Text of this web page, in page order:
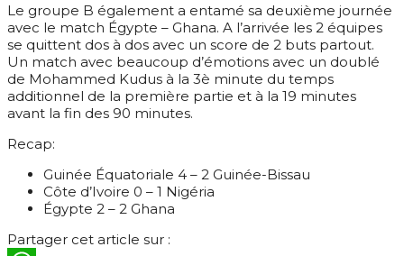
Le groupe B également a entamé sa deuxième journée
avec le match Égypte – Ghana. A l’arrivée les 2 équipes
se quittent dos à dos avec un score de 2 buts partout.
Un match avec beaucoup d’émotions avec un doublé
de Mohammed Kudus à la 3è minute du temps
additionnel de la première partie et à la 19 minutes
avant la fin des 90 minutes.
Recap:
Guinée Équatoriale 4 – 2 Guinée-Bissau
Côte d’Ivoire 0 – 1 Nigéria
Égypte 2 – 2 Ghana
Partager cet article sur :